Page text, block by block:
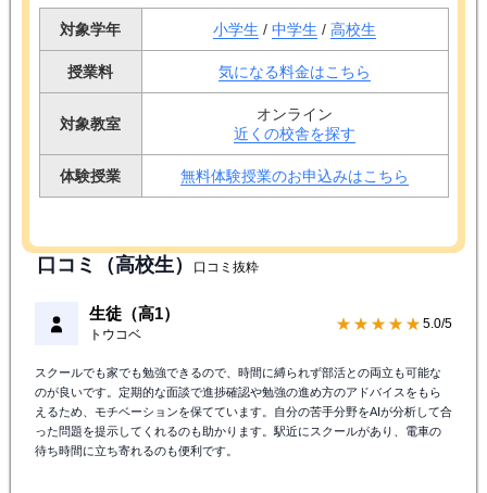
対象学年 小学生 / 中学生 / 高校生
授業料 気になる料金はこちら
対象教室
オンライン
近くの校舎を探す
体験授業 無料体験授業のお申込みはこちら
口コミ（高校生） 口コミ抜粋
生徒（高1）
トウコベ
★★★★★ 5.0/5
スクールでも家でも勉強できるので、時間に縛られず部活との両立も可能な
のが良いです。定期的な面談で進捗確認や勉強の進め方のアドバイスをもら
えるため、モチベーションを保てています。自分の苦手分野をAIが分析して合
った問題を提示してくれるのも助かります。駅近にスクールがあり、電車の
待ち時間に立ち寄れるのも便利です。